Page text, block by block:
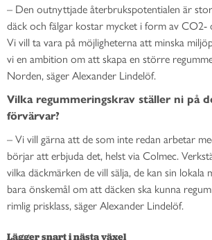
– Den outnyttjade återbrukspotentialen är
däck och fälgar kostar mycket i form av CO2-
Vi vill ta vara på möjligheterna att minska
vi en ambition om att skapa en större
Norden, säger Alexander Lindelöf.
Vilka regummeringskrav ställer ni på
förvärvar?
– Vi vill gärna att de som inte redan arbetar
börjar att erbjuda det, helst via Colmec.
vilka däckmärken de vill sälja, de kan sin lokala
bara önskemål om att däcken ska kunna
rimlig prisklass, säger Alexander Lindelöf.
Lägger snart i nästa växel